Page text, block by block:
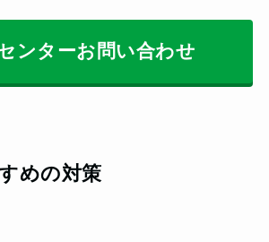
ンターお問い合わせ
めの対策